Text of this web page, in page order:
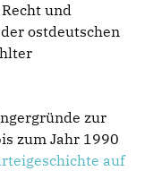
und
ostdeutschen
zur
zum Jahr 1990
auf